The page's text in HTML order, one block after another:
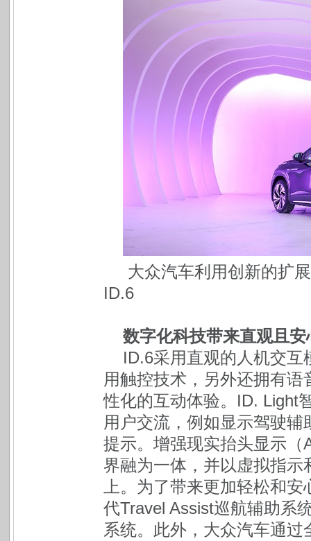
大众汽车利用创新的扩
ID.6
数字化科技带来直观且
ID.6采用直观的人机交
用触控技术，另外还拥有
性化的互动体验。ID. Light
用户交流，例如显示驾驶
提示。增强现实抬头显示
界融为一体，并以虚拟指
上。为了带来更加轻松和
代Travel Assist巡航辅助系
系统。此外，大众汽车通